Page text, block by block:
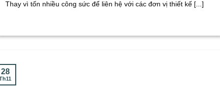
Thay vì tốn nhiều công sức để liên hệ với các đơn vị thiết kế [...]
28